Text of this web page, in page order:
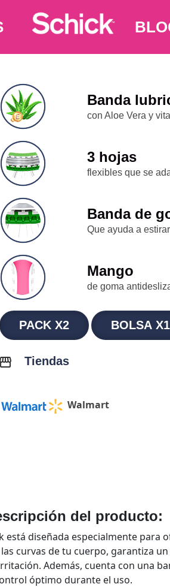
Banda
con Aloe Vera y
3 hojas
flexibles que se
Banda de
Que ayuda a
Mango
de goma
PACK X2 BOLSA X1
Tiendas
Walmart
del producto:
está diseñada especialmente para
curvas de tu cuerpo, garantiza
Además, cuenta con una
óptimo durante el uso.